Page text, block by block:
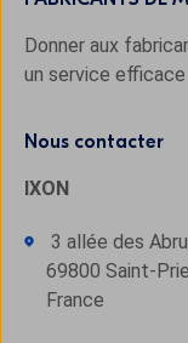
Donner aux
un service efficace
Nous contacter
IXON
3 allée des
69800 Saint-
France